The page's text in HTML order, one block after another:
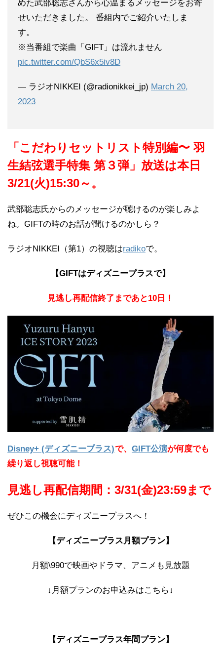
めた武部聡志さんから心温まるメッセージをお寄
せいただきました。 番組内でご紹介いたしま
す。
※当番組で楽曲「GIFT」は流れません
pic.twitter.com/QbS6x5iv8D
— ラジオNIKKEI (@radionikkei_jp) March 20,
2023
「こだわりセットリスト特別編〜 羽
生結弦選手特集 第３弾」放送は本日
3/21(火)15:30～。
武部聡志氏からのメッセージが聴けるのが楽しみよ
ね。GIFTの時のお話が聞けるのかしら？
ラジオNIKKEI（第1）の視聴はradikoで。
【GIFTはディズニープラスで】
見逃し再配信終了まであと10日！
Disney+ (ディズニープラス)で、 GIFT公演が何度でも
繰り返し視聴可能！
見逃し再配信期間：3/31(金)23:59まで
ぜひこの機会にディズニープラスへ！
【ディズニープラス月額プラン】
月額\990で映画やドラマ、アニメも見放題
↓月額プランのお申込みはこちら↓
【ディズニープラス年間プラン】